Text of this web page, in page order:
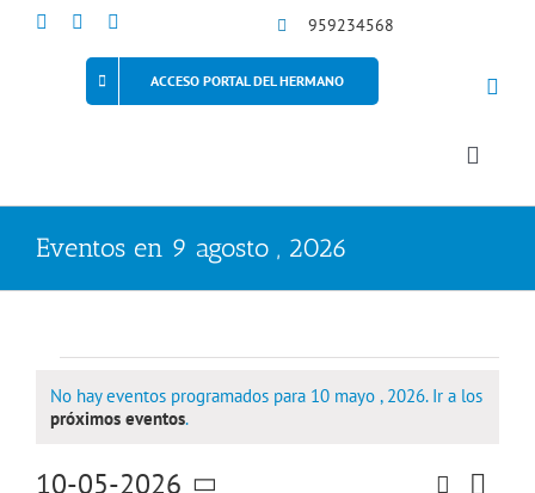
Saltar
959234568
ACCESO PORTAL DEL HERMANO
Toggle
Eventos en 9 agosto , 2026
Eventos
en
Aviso
No hay eventos programados para 10 mayo , 2026. Ir a los
próximos eventos.
Buscar
10-05-2026